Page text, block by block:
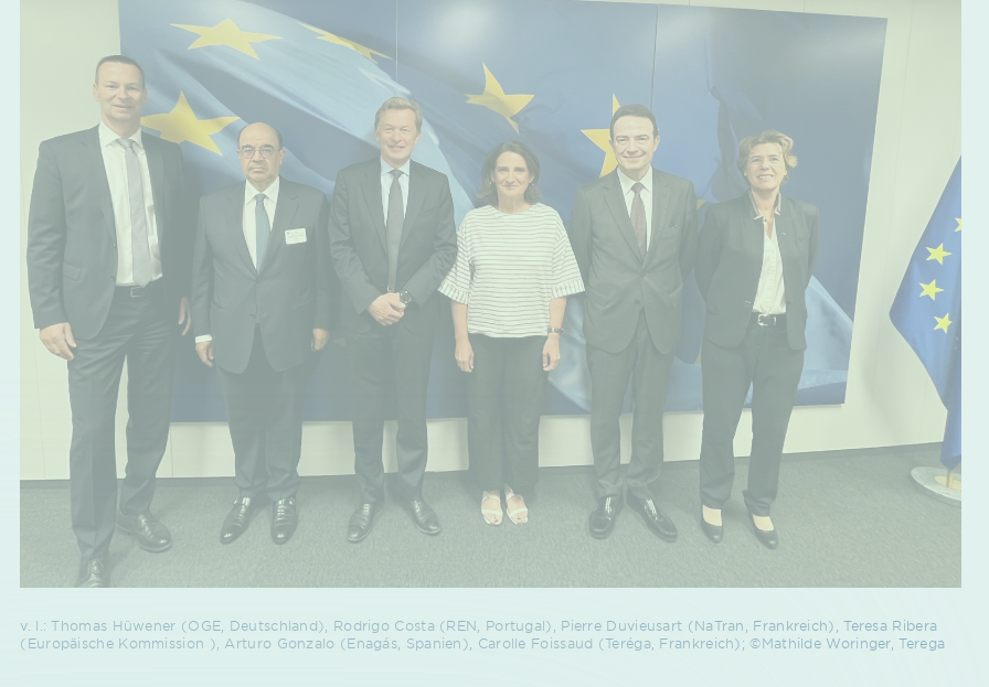
v. l.: Thomas Hüwener (OGE, Deutschland), Rodrigo Costa (REN, Portugal), Pierre Duvieusart (NaTran, Frankreich), Teresa Ribera
(Europäische Kommission ), Arturo Gonzalo (Enagás, Spanien), Carolle Foissaud (Teréga, Frankreich); ©Mathilde Woringer, Terega